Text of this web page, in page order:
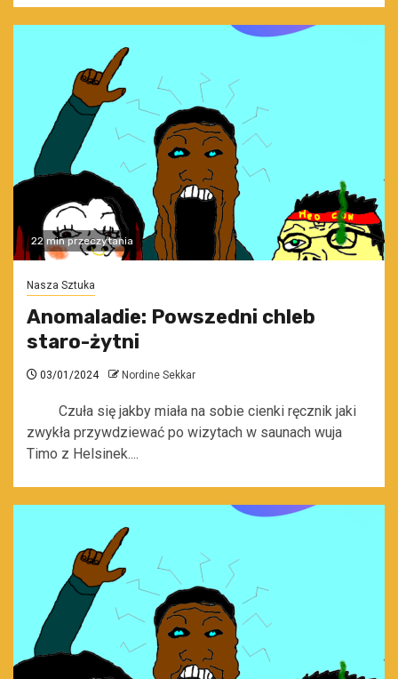
22 min przeczytania
Nasza Sztuka
Anomaladie: Powszedni chleb
staro-żytni
03/01/2024 Nordine Sekkar
Czuła się jakby miała na sobie cienki ręcznik jaki
zwykła przywdziewać po wizytach w saunach wuja
Timo z Helsinek....